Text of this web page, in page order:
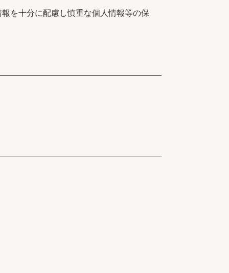
を十分に配慮し慎重な個人情報等の保